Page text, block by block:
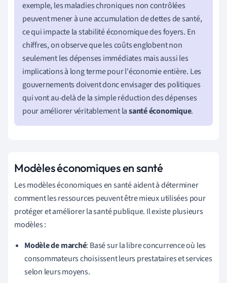
exemple, les maladies chroniques non contrôlées
peuvent mener à une accumulation de dettes de santé,
ce qui impacte la stabilité économique des foyers. En
chiffres, on observe que les coûts englobent non
seulement les dépenses immédiates mais aussi les
implications à long terme pour l'économie entière. Les
gouvernements doivent donc envisager des politiques
qui vont au-delà de la simple réduction des dépenses
pour améliorer véritablement lasanté économique.
Modèles économiques en santé
Les modèles économiques en santé aident à déterminer
comment les ressources peuvent être mieux utilisées pour
protéger et améliorer la santé publique. Il existe plusieurs
modèles :
Modèle de marché: Basé sur la libre concurrence où les
consommateurs choisissent leurs prestataires et services
selon leurs moyens.